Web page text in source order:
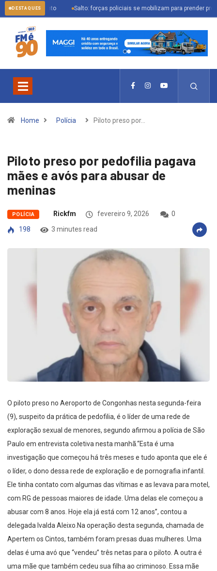
DESTAQUES Salto: forças policiais se mobilizam para prender procurado
Home Polícia Piloto preso por…
Piloto preso por pedofilia pagava
mães e avós para abusar de
meninas
POLÍCIA Rickfm fevereiro 9, 2026
0
198
3 minutes read
O piloto preso no Aeroporto de Congonhas nesta segunda-feira
(9), suspeito da prática de pedofilia, é o líder de uma rede de
exploração sexual de menores, segundo afirmou a polícia de São
Paulo em entrevista coletiva nesta manhã.“Esta é uma
investigação que começou há três meses e tudo aponta que ele é
o líder, o dono dessa rede de exploração e de pornografia infantil.
Ele tinha contato com algumas das vítimas e as levava para motel,
com RG de pessoas maiores de idade. Uma delas ele começou a
abusar com 8 anos. Hoje ela já está com 12 anos”, contou a
delegada Ivalda Aleixo.Na operação desta segunda, chamada de
Apertem os Cintos, também foram presas duas mulheres. Uma
delas é uma avó que “vendeu” três netas para o piloto. A outra é
uma mãe que também cedeu sua filha ao criminoso. Essa mãe